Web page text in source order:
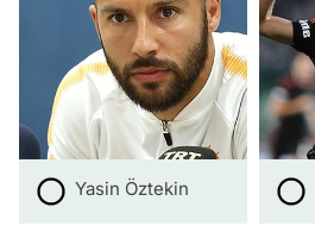
Yasin Öztekin